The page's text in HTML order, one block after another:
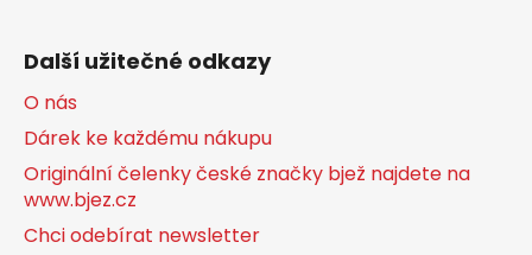
Další užitečné odkazy
O nás
Dárek ke každému nákupu
Originální čelenky české značky bjež najdete na
www.bjez.cz
Chci odebírat newsletter